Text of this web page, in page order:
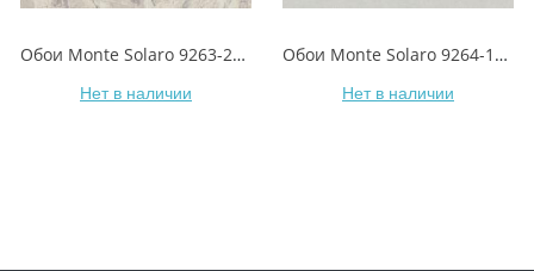
Обои Monte Solaro 9263-23 Indigirka/Индигирка
Нет в наличии
Обои Monte Solaro 9264-11 Indigirka/Индигирка
Нет в наличии